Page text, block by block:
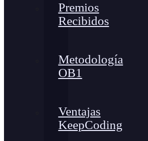
Premios
Recibidos
Metodología
OB1
Ventajas
KeepCoding